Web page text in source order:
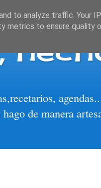
de manera
to analyze traffic. Your
metrics to ensure quality